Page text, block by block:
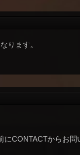
ります。
にCONTACTからお問